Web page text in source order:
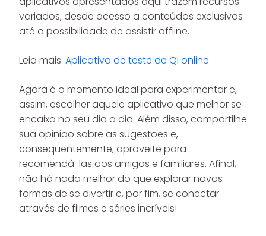
variados, desde acesso a conteúdos exclusivos
até a possibilidade de assistir offline.
Leia mais: Aplicativo de teste de QI online
Agora é o momento ideal para experimentar e,
assim, escolher aquele aplicativo que melhor se
encaixa no seu dia a dia. Além disso, compartilhe
sua opinião sobre as sugestões e,
consequentemente, aproveite para
recomendá-las aos amigos e familiares. Afinal,
não há nada melhor do que explorar novas
formas de se divertir e, por fim, se conectar
através de filmes e séries incríveis!